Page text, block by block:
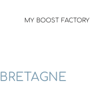
MY BOOST FACTORY
BRETAGNE